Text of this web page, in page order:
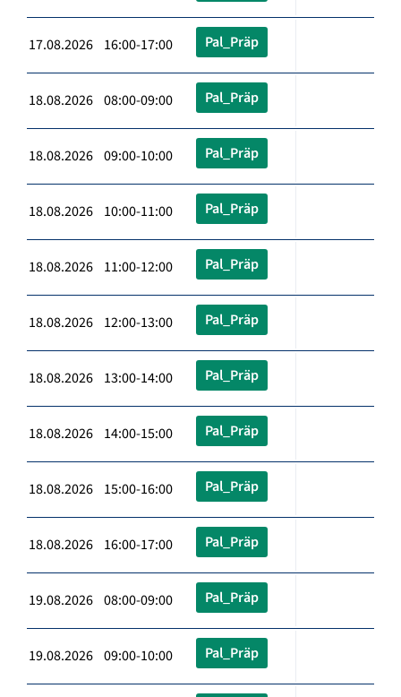
17.08.2026 16:00-17:00 Pal_Präp
18.08.2026 08:00-09:00 Pal_Präp
18.08.2026 09:00-10:00 Pal_Präp
18.08.2026 10:00-11:00 Pal_Präp
18.08.2026 11:00-12:00 Pal_Präp
18.08.2026 12:00-13:00 Pal_Präp
18.08.2026 13:00-14:00 Pal_Präp
18.08.2026 14:00-15:00 Pal_Präp
18.08.2026 15:00-16:00 Pal_Präp
18.08.2026 16:00-17:00 Pal_Präp
19.08.2026 08:00-09:00 Pal_Präp
19.08.2026 09:00-10:00 Pal_Präp